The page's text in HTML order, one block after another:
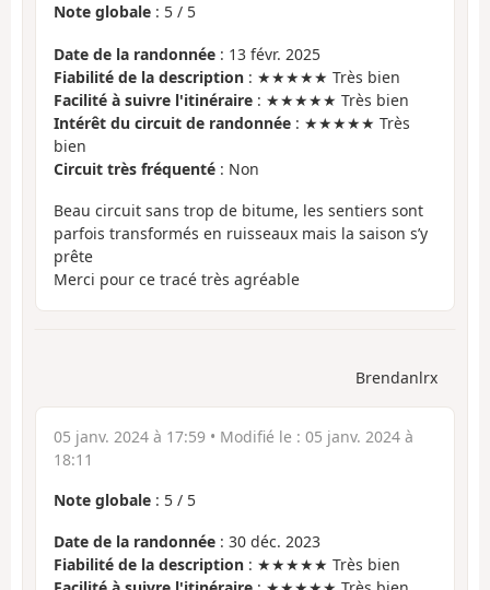
Note globale : 5 / 5
Date de la randonnée : 13 févr. 2025
Fiabilité de la description : ★★★★★ Très bien
Facilité à suivre l'itinéraire : ★★★★★ Très bien
Intérêt du circuit de randonnée : ★★★★★ Très
bien
Circuit très fréquenté : Non
Beau circuit sans trop de bitume, les sentiers sont
parfois transformés en ruisseaux mais la saison s’y
prête
Merci pour ce tracé très agréable
Brendanlrx
05 janv. 2024 à 17:59 • Modifié le : 05 janv. 2024 à
18:11
Note globale : 5 / 5
Date de la randonnée : 30 déc. 2023
Fiabilité de la description : ★★★★★ Très bien